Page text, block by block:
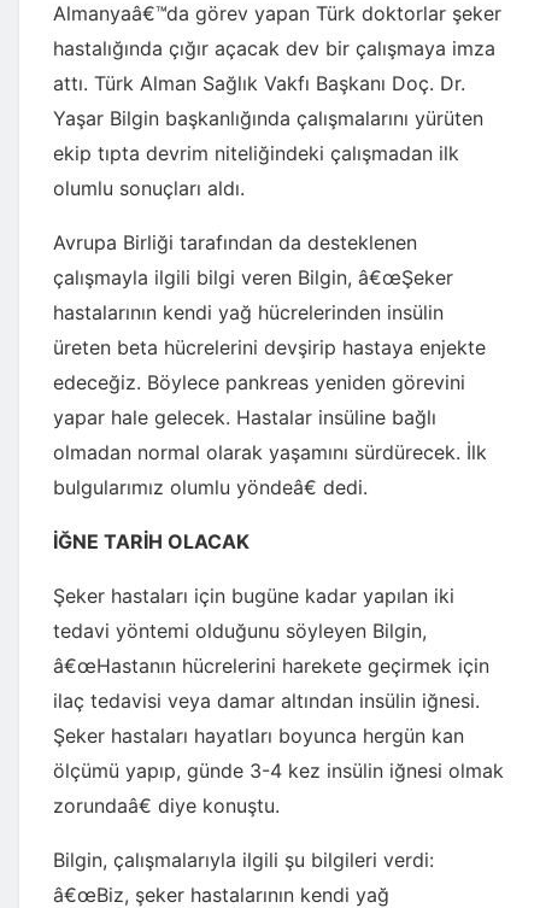
Almanyaâ€™da görev yapan Türk doktorlar şeker
hastalığında çığır açacak dev bir çalışmaya imza
attı. Türk Alman Sağlık Vakfı Başkanı Doç. Dr.
Yaşar Bilgin başkanlığında çalışmalarını yürüten
ekip tıpta devrim niteliğindeki çalışmadan ilk
olumlu sonuçları aldı.
Avrupa Birliği tarafından da desteklenen
çalışmayla ilgili bilgi veren Bilgin, â€œŞeker
hastalarının kendi yağ hücrelerinden insülin
üreten beta hücrelerini devşirip hastaya enjekte
edeceğiz. Böylece pankreas yeniden görevini
yapar hale gelecek. Hastalar insüline bağlı
olmadan normal olarak yaşamını sürdürecek. İlk
bulgularımız olumlu yöndeâ€ dedi.
İĞNE TARİH OLACAK
Şeker hastaları için bugüne kadar yapılan iki
tedavi yöntemi olduğunu söyleyen Bilgin,
â€œHastanın hücrelerini harekete geçirmek için
ilaç tedavisi veya damar altından insülin iğnesi.
Şeker hastaları hayatları boyunca hergün kan
ölçümü yapıp, günde 3-4 kez insülin iğnesi olmak
zorundaâ€ diye konuştu.
Bilgin, çalışmalarıyla ilgili şu bilgileri verdi:
â€œBiz, şeker hastalarının kendi yağ